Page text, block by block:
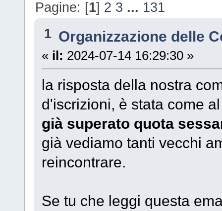
Pagine: [1] 2 3 ... 131
1 Organizzazione delle
« il: 2024-07-14 16:29:30 »
la risposta della nostra
d'iscrizioni, è stata come
già superato quota
già vediamo tanti vecchi
reincontrare.
Se tu che leggi questa